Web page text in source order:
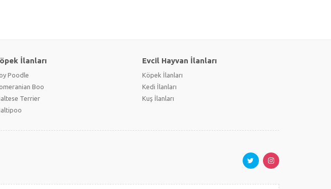
İlanları
Poodle
Boo
Terrier
Evcil Hayvan İlanları
Köpek İlanları
Kedi İlanları
Kuş İlanları